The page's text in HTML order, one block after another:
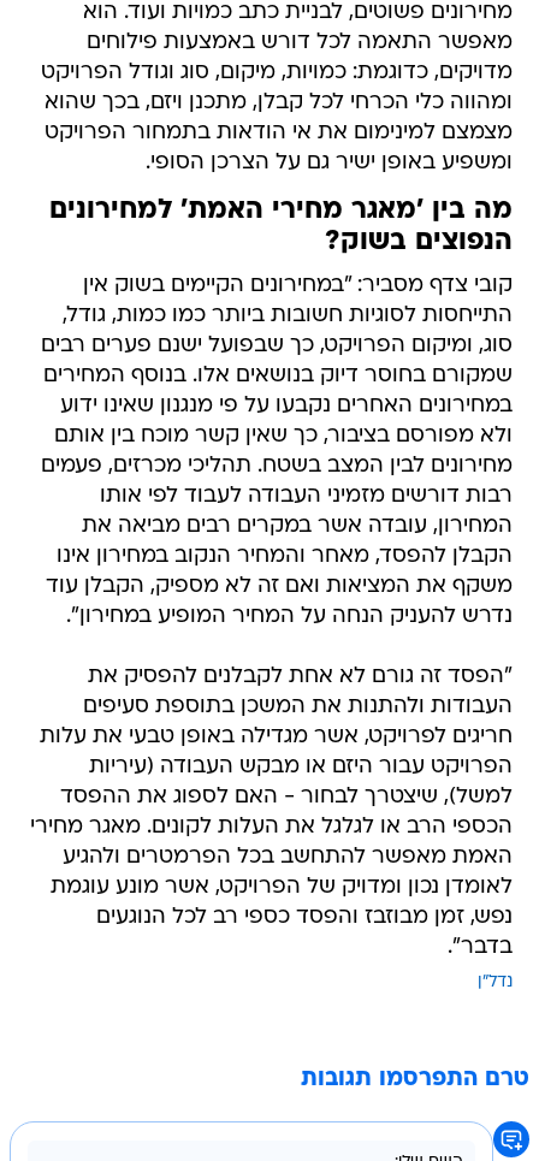
מחירונים פשוטים, לבניית כתב כמויות ועוד. הוא
מאפשר התאמה לכל דורש באמצעות פילוחים
מדויקים, כדוגמת: כמויות, מיקום, סוג וגודל הפרויקט
ומהווה כלי הכרחי לכל קבלן, מתכנן ויזם, בכך שהוא
מצמצם למינימום את אי הודאות בתמחור הפרויקט
ומשפיע באופן ישיר גם על הצרכן הסופי.
מה בין 'מאגר מחירי האמת' למחירונים
הנפוצים בשוק?
קובי צדף מסביר: "במחירונים הקיימים בשוק אין
התייחסות לסוגיות חשובות ביותר כמו כמות, גודל,
סוג, ומיקום הפרויקט, כך שבפועל ישנם פערים רבים
שמקורם בחוסר דיוק בנושאים אלו. בנוסף המחירים
במחירונים האחרים נקבעו על פי מנגנון שאינו ידוע
ולא מפורסם בציבור, כך שאין קשר מוכח בין אותם
מחירונים לבין המצב בשטח. תהליכי מכרזים, פעמים
רבות דורשים מזמיני העבודה לעבוד לפי אותו
המחירון, עובדה אשר במקרים רבים מביאה את
הקבלן להפסד, מאחר והמחיר הנקוב במחירון אינו
משקף את המציאות ואם זה לא מספיק, הקבלן עוד
נדרש להעניק הנחה על המחיר המופיע במחירון".
"הפסד זה גורם לא אחת לקבלנים להפסיק את
העבודות ולהתנות את המשכן בתוספת סעיפים
חריגים לפרויקט, אשר מגדילה באופן טבעי את עלות
הפרויקט עבור היזם או מבקש העבודה (עיריות
למשל), שיצטרך לבחור - האם לספוג את ההפסד
הכספי הרב או לגלגל את העלות לקונים. מאגר מחירי
האמת מאפשר להתחשב בכל הפרמטרים ולהגיע
לאומדן נכון ומדויק של הפרויקט, אשר מונע עוגמת
נפש, זמן מבוזבז והפסד כספי רב לכל הנוגעים
בדבר".
נדל"ן
טרם התפרסמו תגובות